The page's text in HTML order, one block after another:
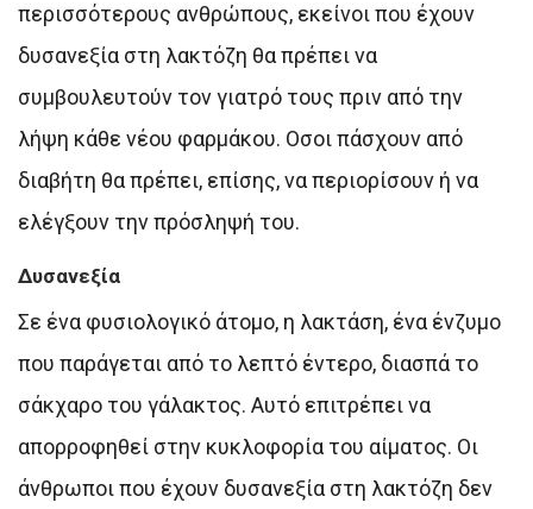
περισσότερους ανθρώπους, εκείνοι που έχουν
δυσανεξία στη λακτόζη θα πρέπει να
συμβουλευτούν τον γιατρό τους πριν από την
λήψη κάθε νέου φαρμάκου. Οσοι πάσχουν από
διαβήτη θα πρέπει, επίσης, να περιορίσουν ή να
ελέγξουν την πρόσληψή του.
Δυσανεξία
Σε ένα φυσιολογικό άτομο, η λακτάση, ένα ένζυμο
που παράγεται από το λεπτό έντερο, διασπά το
σάκχαρο του γάλακτος. Αυτό επιτρέπει να
απορροφηθεί στην κυκλοφορία του αίματος. Οι
άνθρωποι που έχουν δυσανεξία στη λακτόζη δεν